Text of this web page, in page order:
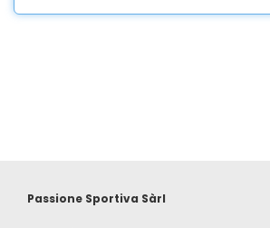
Passione Sportiva Sàrl